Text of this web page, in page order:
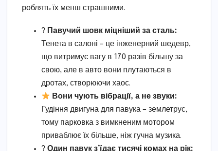
роблять їх менш страшними.
? Павучий шовк міцніший за сталь:
Тенета в салоні – це інженерний шедевр,
що витримує вагу в 170 разів більшу за
свою, але в авто вони плутаються в
дротах, створюючи хаос.
Вони чують вібрації, а не звуки:
Гудіння двигуна для павука – землетрус,
тому парковка з вимкненим мотором
приваблює їх більше, ніж гучна музика.
?️ Один павук з’їдає тисячі комах на рік: